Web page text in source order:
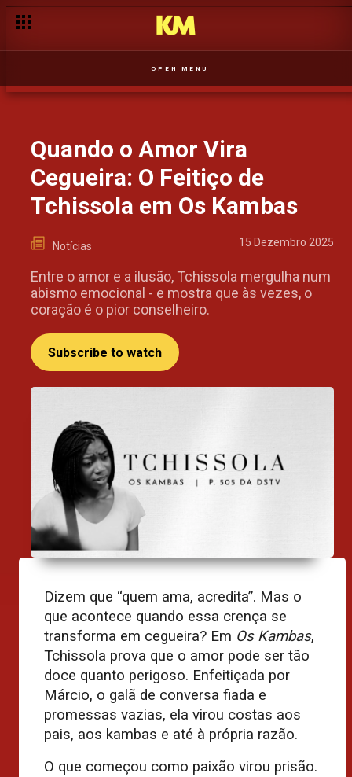
OPEN MENU
Quando o Amor Vira
Cegueira: O Feitiço de
Tchissola em Os Kambas
Notícias 15 Dezembro 2025
Entre o amor e a ilusão, Tchissola mergulha num
abismo emocional - e mostra que às vezes, o
coração é o pior conselheiro.
Subscribe to watch
Dizem que “quem ama, acredita”. Mas o
que acontece quando essa crença se
transforma em cegueira? Em Os Kambas,
Tchissola prova que o amor pode ser tão
doce quanto perigoso. Enfeitiçada por
Márcio, o galã de conversa fiada e
promessas vazias, ela virou costas aos
pais, aos kambas e até à própria razão.
O que começou como paixão virou prisão.